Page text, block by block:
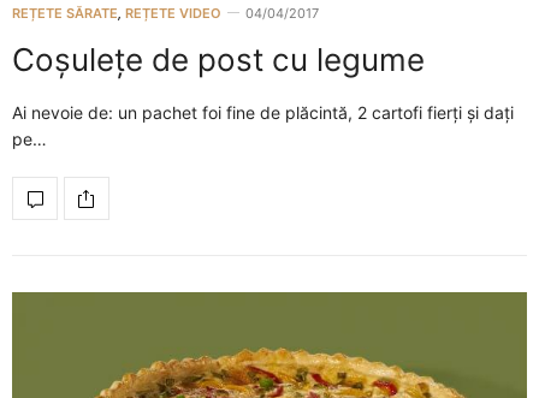
REȚETE SĂRATE, REȚETE VIDEO 04/04/2017
Coșulețe de post cu legume
Ai nevoie de: un pachet foi fine de plăcintă, 2 cartofi fierți și dați
pe…